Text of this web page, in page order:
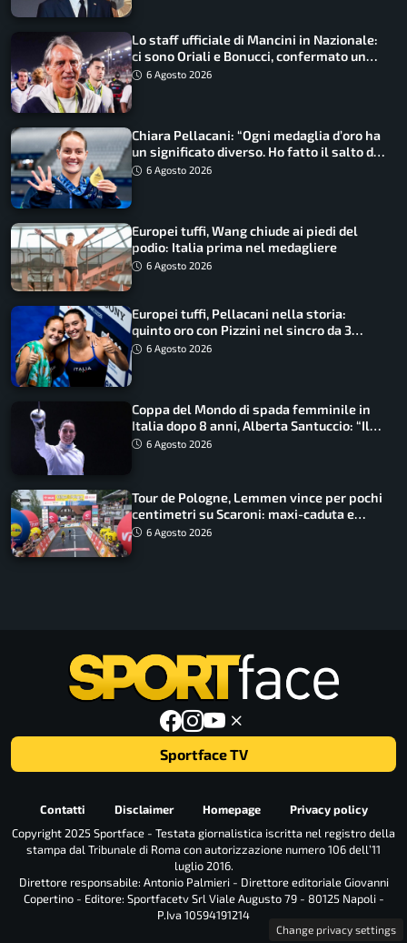
Lo staff ufficiale di Mancini in Nazionale:
ci sono Oriali e Bonucci, confermato un
ritorno
6 Agosto 2026
Chiara Pellacani: “Ogni medaglia d’oro ha
un significato diverso. Ho fatto il salto di
qualità”
6 Agosto 2026
Europei tuffi, Wang chiude ai piedi del
podio: Italia prima nel medagliere
6 Agosto 2026
Europei tuffi, Pellacani nella storia:
quinto oro con Pizzini nel sincro da 3
metri
6 Agosto 2026
Coppa del Mondo di spada femminile in
Italia dopo 8 anni, Alberta Santuccio: “Il
lavoro dà sempre i suoi frutti”
6 Agosto 2026
Tour de Pologne, Lemmen vince per pochi
centimetri su Scaroni: maxi-caduta e
tappa accorciata
6 Agosto 2026
Sportface TV
Contatti Disclaimer Homepage
Privacy policy
Copyright 2025 Sportface - Testata giornalistica iscritta nel registro della
stampa dal Tribunale di Roma con autorizzazione numero 106 dell’11
luglio 2016.
Direttore responsabile: Antonio Palmieri - Direttore editoriale Giovanni
Copertino - Editore: Sportfacetv Srl Viale Augusto 79 - 80125 Napoli -
P.Iva 10594191214
Change privacy settings